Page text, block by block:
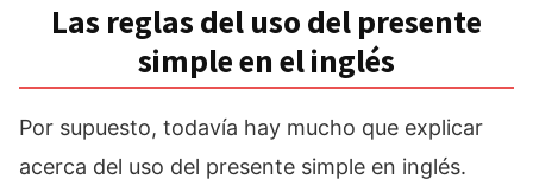
Las reglas del uso del presente
simple en el inglés
Por supuesto, todavía hay mucho que explicar
acerca del uso del presente simple en inglés.